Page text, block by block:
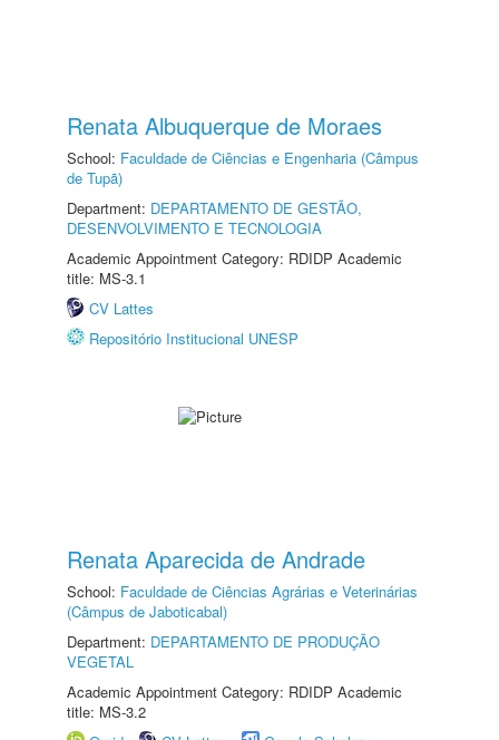
Renata Albuquerque de Moraes
School: Faculdade de Ciências e Engenharia (Câmpus
de Tupã)
Department: DEPARTAMENTO DE GESTÃO,
DESENVOLVIMENTO E TECNOLOGIA
Academic Appointment Category: RDIDP Academic
title: MS-3.1
CV Lattes
Repositório Institucional UNESP
Renata Aparecida de Andrade
School: Faculdade de Ciências Agrárias e Veterinárias
(Câmpus de Jaboticabal)
Department: DEPARTAMENTO DE PRODUÇÃO
VEGETAL
Academic Appointment Category: RDIDP Academic
title: MS-3.2